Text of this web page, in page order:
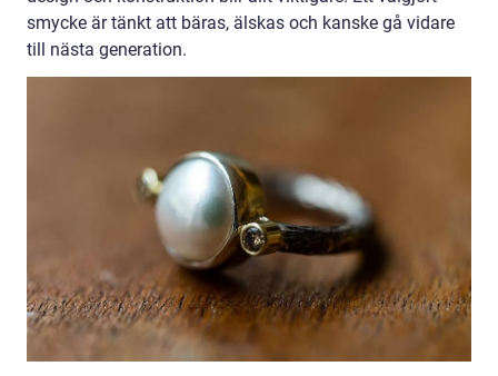
smycke är tänkt att bäras, älskas och kanske gå vidare
till nästa generation.